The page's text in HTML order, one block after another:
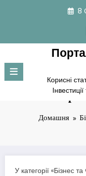
8
Корисні
Домашня
У категорії «Бізнес